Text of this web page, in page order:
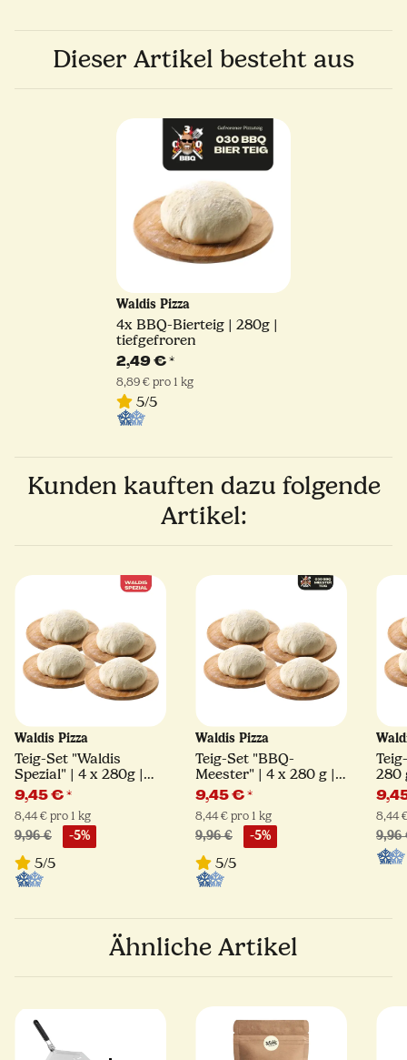
Dieser Artikel besteht aus
Waldis Pizza
4x BBQ-Bierteig | 280g |
tiefgefroren
2,49 €*
8,89 € pro 1 kg
5/5
Kunden kauften dazu folgende
Artikel:
Waldis Pizza
Teig-Set "Waldis
Spezial" | 4 x 280g |
Vorteils-Set
9,45 €*
8,44 € pro 1 kg
9,96 € -5%
5/5
Waldis Pizza
Teig-Set "BBQ-
Meester" | 4 x 280 g |
Vorteils-Set
9,45 €*
8,44 € pro 1 kg
9,96 € -5%
5/5
280
8,44
9,96
Ähnliche Artikel